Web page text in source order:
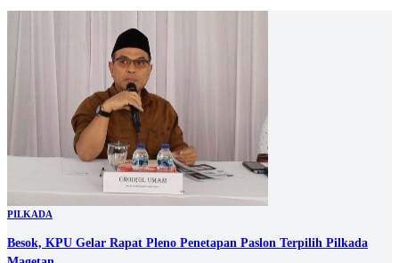
PILKADA
Besok, KPU Gelar Rapat Pleno Penetapan Paslon Terpilih Pilkada